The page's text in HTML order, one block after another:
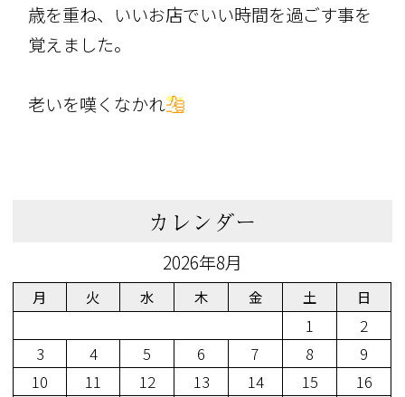
歳を重ね、いいお店でいい時間を過ごす事を
覚えました。
老いを嘆くなかれ
カレンダー
2026年8月
月 火 水 木 金 土 日
1
2
3
4 5 6 7 8
9
10
11 12 13 14 15
16